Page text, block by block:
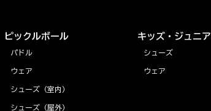
ピックルボール
パドル
ウェア
シューズ（室内）
シューズ（屋外）
キッズ・ジュニア
シューズ
ウェア